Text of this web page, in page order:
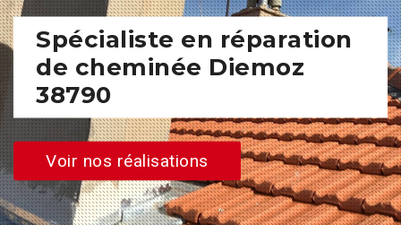
Spécialiste en réparation
de cheminée Diemoz
38790
Voir nos réalisations